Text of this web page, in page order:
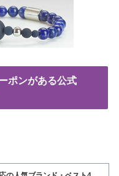
ポンがある公式